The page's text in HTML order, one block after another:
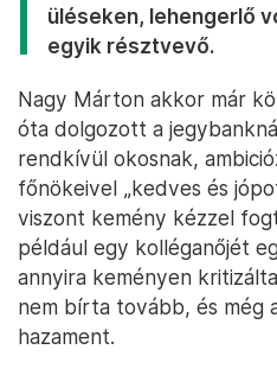
üléseken, lehengerlő
egyik résztvevő.
Nagy Márton akkor már
óta dolgozott a
rendkívül okosnak,
főnökeivel „kedves és
viszont kemény kézzel
például egy kolléganőjét
annyira keményen
nem bírta tovább, és még
hazament.